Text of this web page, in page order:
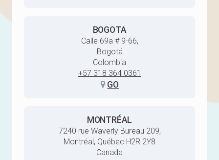
BOGOTA
Calle 69a # 9-66,
Bogotá
Colombia
+57 318 364 0361
GO
MONTRÉAL
7240 rue Waverly Bureau 209,
Montréal, Québec H2R 2Y8
Canada